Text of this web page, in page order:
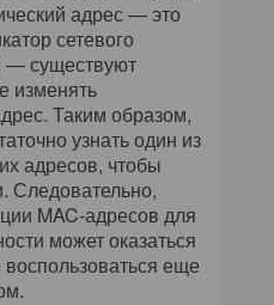
адрес — это
сетевого
— существуют
изменять
Таким образом,
узнать один из
адресов, чтобы
Следовательно,
MAC-адресов для
может оказаться
еще